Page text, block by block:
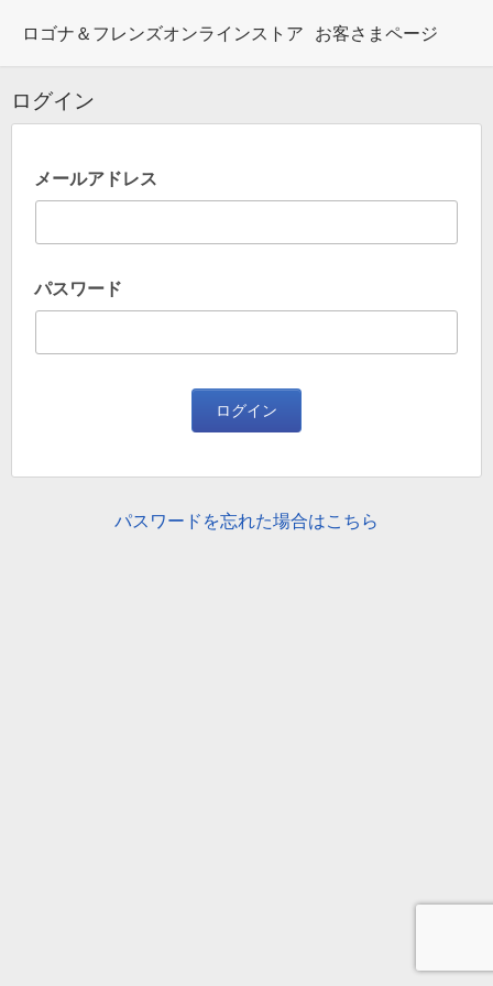
ロゴナ＆フレンズオンラインストア お客さまページ
ログイン
メールアドレス
パスワード
ログイン
パスワードを忘れた場合はこちら